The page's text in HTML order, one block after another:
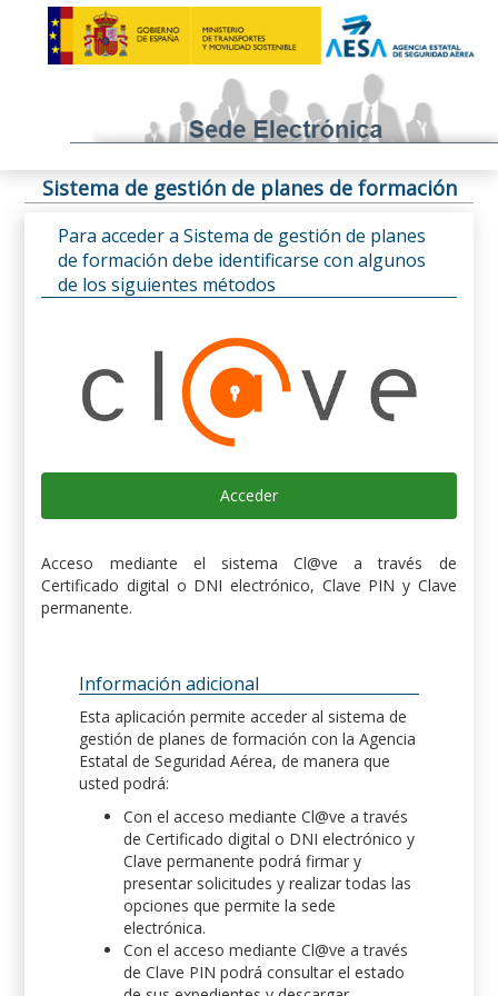
Sistema de gestión de planes de formación
Para acceder a Sistema de gestión de planes
de formación debe identificarse con algunos
de los siguientes métodos
Acceder
Acceso mediante el sistema Cl@ve a través de
Certificado digital o DNI electrónico, Clave PIN y Clave
permanente.
Información adicional
Esta aplicación permite acceder al sistema de
gestión de planes de formación con la Agencia
Estatal de Seguridad Aérea, de manera que
usted podrá:
Con el acceso mediante Cl@ve a través
de Certificado digital o DNI electrónico y
Clave permanente podrá firmar y
presentar solicitudes y realizar todas las
opciones que permite la sede
electrónica.
Con el acceso mediante Cl@ve a través
de Clave PIN podrá consultar el estado